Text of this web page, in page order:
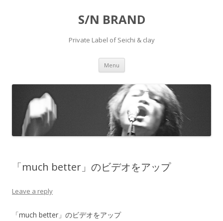
S/N BRAND
Private Label of Seichi & clay
Menu Skip to content
「much better」のビデオをアップ
Leave a reply
「much better」のビデオをアップ